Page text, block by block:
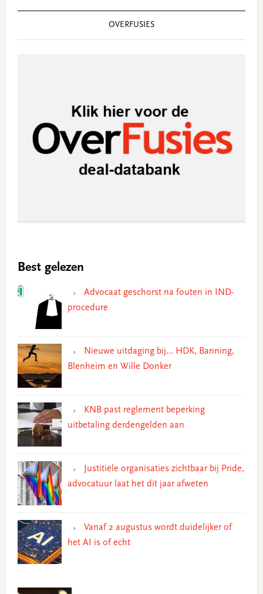
OVERFUSIES
Best gelezen
Advocaat geschorst na fouten in IND-
procedure
Nieuwe uitdaging bij… HDK, Banning,
Blenheim en Wille Donker
KNB past reglement beperking
uitbetaling derdengelden aan
Justitiële organisaties zichtbaar bij Pride,
advocatuur laat het dit jaar afweten
Vanaf 2 augustus wordt duidelijker of
het AI is of echt